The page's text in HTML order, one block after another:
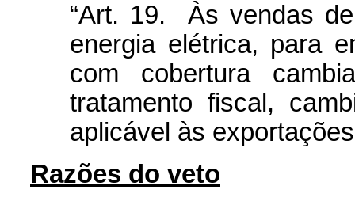
“Art. 19. Às vendas
energia elétrica, para
com cobertura
tratamento fiscal,
aplicável às
Razões do veto